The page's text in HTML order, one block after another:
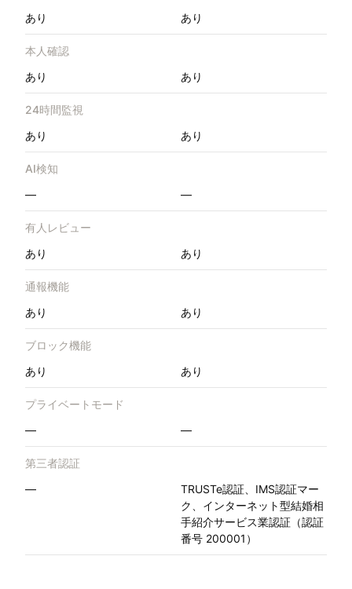
あり
あり
本人確認
あり
あり
24時間監視
あり
あり
AI検知
—
—
有人レビュー
あり
あり
通報機能
あり
あり
ブロック機能
あり
あり
プライベートモード
—
—
第三者認証
—
TRUSTe認証、IMS認証マー
ク、インターネット型結婚相
手紹介サービス業認証（認証
番号 200001）